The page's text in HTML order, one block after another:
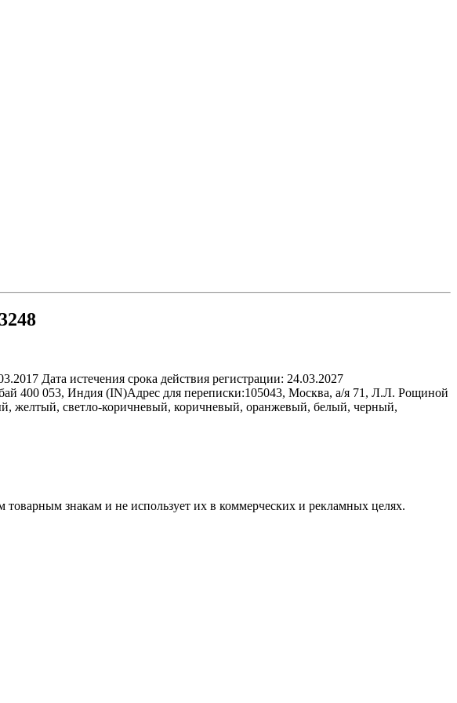
Дата истечения срока действия регистрации: 24.03.2027
400 053, Индия (IN)Адрес для переписки:105043, Москва, а/я 71, Л.Л. Рощиной
желтый, светло-коричневый, коричневый, оранжевый, белый, черный,
знакам и не использует их в коммерческих и рекламных целях.